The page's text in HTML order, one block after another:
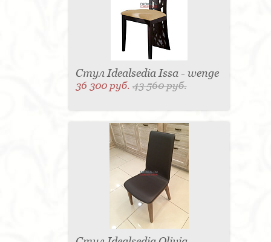
Стул Idealsedia Issa - wenge
36 300 руб.43 560 руб.